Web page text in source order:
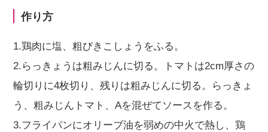
作り方
1.鶏肉に塩、粗びきこしょうをふる。
2.らっきょうは粗みじんに切る。トマトは2cm厚さの
輪切りに4枚切り、残りは粗みじんに切る。らっきょ
う、粗みじんトマト、Aを混ぜてソースを作る。
3.フライパンにオリーブ油を弱めの中火で熱し、鶏